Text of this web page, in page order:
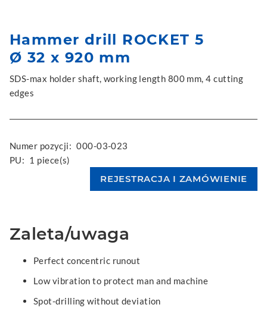
Hammer drill ROCKET 5
Ø 32 x 920 mm
SDS-max holder shaft, working length 800 mm, 4 cutting
edges
Numer pozycji: 000-03-023
PU: 1 piece(s)
Zaleta/uwaga
Perfect concentric runout
Low vibration to protect man and machine
Spot-drilling without deviation